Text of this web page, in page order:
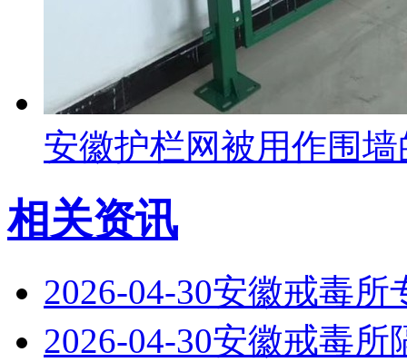
安徽护栏网被用作围
相关资讯
2026-04-30安徽戒毒所
2026-04-30安徽戒毒所